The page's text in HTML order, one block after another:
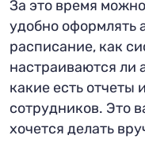
За это время
удобно оформлять
расписание, как
настраиваются ли
какие есть отчеты
сотрудников. Это
хочется делать